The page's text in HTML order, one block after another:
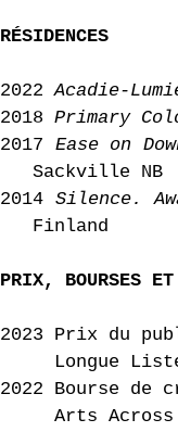
RÉSIDENCES
2022Acadie-
2018 Primary
2017 Ease on
Sackville NB
2014 Silence.
Finland
PRIX, BOURSES ET
2023 Prix du
Longue Liste -
2022 Bourse de
Arts Across